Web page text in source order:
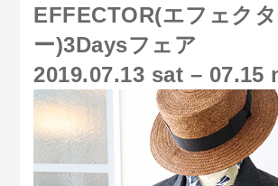
EFFECTOR(エフェクタ
ー)3Daysフェア
2019.07.13 sat – 07.15